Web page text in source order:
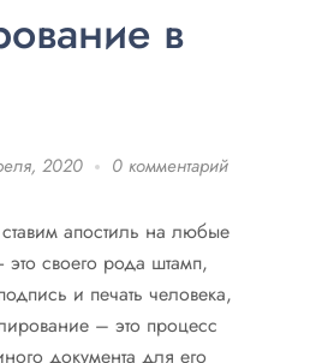
в
2020 0 комментарий
апостиль на любые
своего рода штамп,
и печать человека,
– это процесс
документа для его